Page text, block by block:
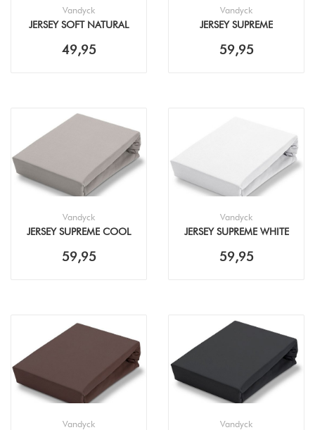
Vandyck
JERSEY SOFT NATURAL
49,95
Vandyck
JERSEY SUPREME
HOESLAKEN
59,95
Vandyck
JERSEY SUPREME COOL
59,95
Vandyck
JERSEY SUPREME WHITE
59,95
Vandyck
Vandyck